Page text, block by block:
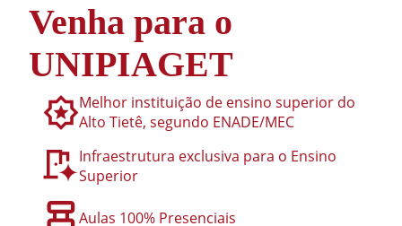
Venha para o
UNIPIAGET
Melhor instituição de ensino superior do
Alto Tietê, segundo ENADE/MEC
Infraestrutura exclusiva para o Ensino
Superior
Aulas 100% Presenciais